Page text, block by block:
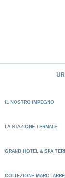
IL NOSTRO IMPEGNO
LA STAZIONE TERMALE
GRAND HOTEL & SPA
COLLEZIONE MARC